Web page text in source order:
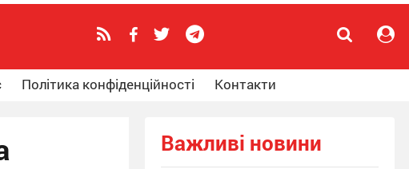
Політика конфіденційності Контакти
Важливі новини